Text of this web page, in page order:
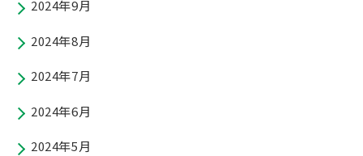
2024年9月
2024年8月
2024年7月
2024年6月
2024年5月